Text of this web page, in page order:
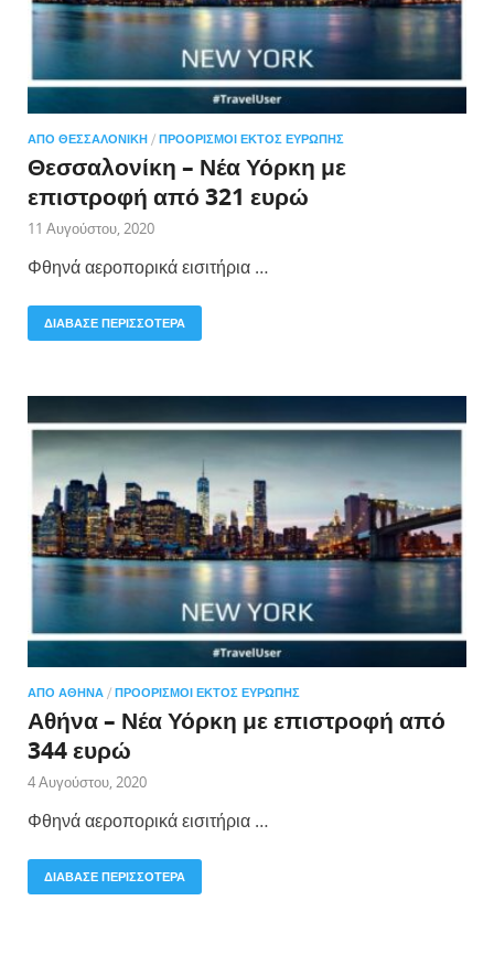
ΑΠΌ ΘΕΣΣΑΛΟΝΊΚΗ / ΠΡΟΟΡΙΣΜΟΊ ΕΚΤΌΣ ΕΥΡΏΠΗΣ
Θεσσαλονίκη – Νέα Υόρκη με
επιστροφή από 321 ευρώ
11 Αυγούστου, 2020
Φθηνά αεροπορικά εισιτήρια …
ΔΙΑΒΑΣΕ ΠΕΡΙΣΣΟΤΕΡΑ
ΑΠΌ ΑΘΉΝΑ / ΠΡΟΟΡΙΣΜΟΊ ΕΚΤΌΣ ΕΥΡΏΠΗΣ
Αθήνα – Νέα Υόρκη με επιστροφή από
344 ευρώ
4 Αυγούστου, 2020
Φθηνά αεροπορικά εισιτήρια …
ΔΙΑΒΑΣΕ ΠΕΡΙΣΣΟΤΕΡΑ